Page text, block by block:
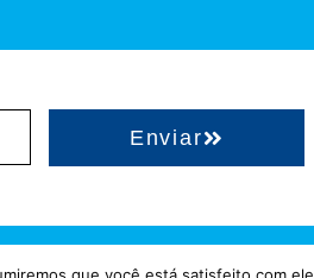
Enviar